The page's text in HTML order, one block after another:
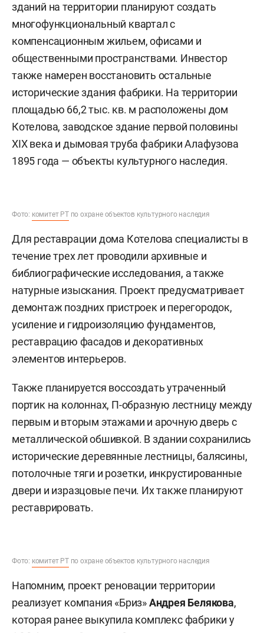
зданий на территории планируют создать
многофункциональный квартал с
компенсационным жильем, офисами и
общественными пространствами. Инвестор
также намерен восстановить остальные
исторические здания фабрики. На территории
площадью 66,2 тыс. кв. м расположены дом
Котелова, заводское здание первой половины
XIX века и дымовая труба фабрики Алафузова
1895 года — объекты культурного наследия.
Фото: комитет РТпо охране объектов культурного наследия
Для реставрации дома Котелова специалисты в
течение трех лет проводили архивные и
библиографические исследования, а также
натурные изыскания. Проект предусматривает
демонтаж поздних пристроек и перегородок,
усиление и гидроизоляцию фундаментов,
реставрацию фасадов и декоративных
элементов интерьеров.
Также планируется воссоздать утраченный
портик на колоннах, П-образную лестницу между
первым и вторым этажами и арочную дверь с
металлической обшивкой. В здании сохранились
исторические деревянные лестницы, балясины,
потолочные тяги и розетки, инкрустированные
двери и изразцовые печи. Их также планируют
реставрировать.
Фото: комитет РТпо охране объектов культурного наследия
Напомним, проект реновации территории
реализует компания «Бриз»Андрея Белякова,
которая ранее выкупила комплекс фабрики у